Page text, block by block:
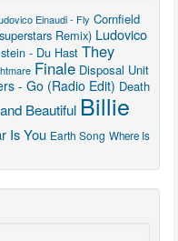
Einaudi - Fly Cornfield
Remix) Ludovico
- Du Hast They
Finale Disposal Unit
- Go (Radio Edit) Death
Beautiful Billie
Is You Earth Song Where Is